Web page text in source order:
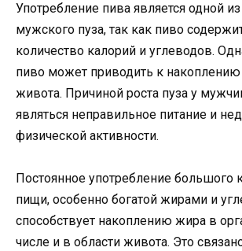
Употребление пива является одной
мужского пуза, так как пиво
количество калорий и углеводов.
пиво может приводить к
живота. Причиной роста пуза у
являться неправильное питание и
физической активности.
Постоянное употребление большого
пищи, особенно богатой жирами и
способствует накоплению жира в
числе и в области живота. Это